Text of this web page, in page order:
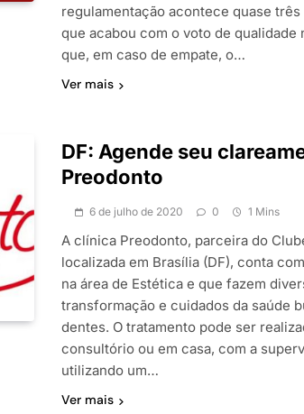
regulamentação acontece quase
que acabou com o voto de
que, em caso de empate, o…
Ver mais
DF: Agende seu
Preodonto
6 de julho de 2020 0 1 Mins
A clínica Preodonto, parceira do
localizada em Brasília (DF), conta
na área de Estética e que fazem
transformação e cuidados da saúde
dentes. O tratamento pode ser
consultório ou em casa, com a
utilizando um…
Ver mais